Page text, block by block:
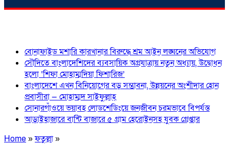
বোনাফাইড মশারি কারখানার বিরুদ্ধে শ্রম আইন লঙ্ঘনের অভিযোগ
সৌদিতে বাংলাদেশিদের ব্যবসায়িক অগ্রযাত্রায় নতুন অধ্যায়, উদ্বোধন
হলো ‘শিফা মোহাম্মদিয়া ফিশারিজ’
বাংলাদেশে এখন বিনিয়োগের বড় সম্ভাবনা, উন্নয়নের অংশীদার হোন
প্রবাসীরা — মোহাম্মদ সাইফুল্লাহ্
সোনারগাঁওয়ে ভয়াবহ লোডশেডিংয়ে জনজীবন চরমভাবে বিপর্যস্ত
আড়াইহাজারে বান্টি বাজারে ৫ গ্রাম হেরোইনসহ যুবক গ্রেপ্তার
Home»ফতুল্লা»